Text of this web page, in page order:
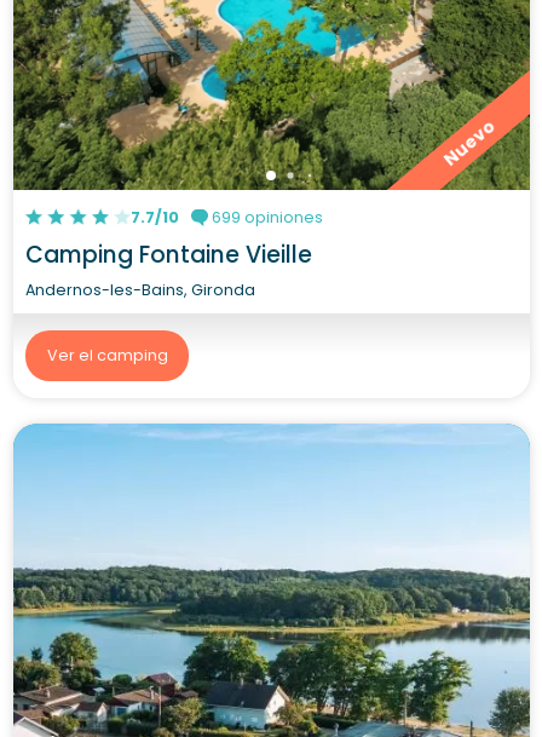
Nuevo
7.7/10 699 opiniones
Camping Fontaine Vieille
Andernos-les-Bains, Gironda
Ver el camping